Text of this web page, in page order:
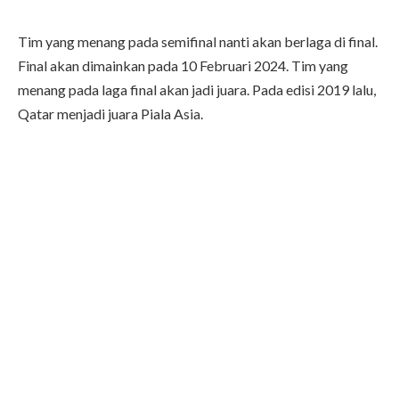
Tim yang menang pada semifinal nanti akan berlaga di final.
Final akan dimainkan pada 10 Februari 2024. Tim yang
menang pada laga final akan jadi juara. Pada edisi 2019 lalu,
Qatar menjadi juara Piala Asia.